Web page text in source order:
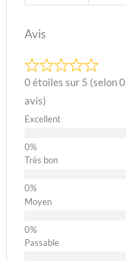
Avis
0 étoiles sur 5 (selon 0
avis)
Excellent
Très bon
Moyen
Passable